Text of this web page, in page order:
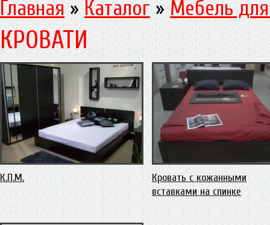
Главная » Каталог » Мебель
КРОВАТИ
К.П.М.
Кровать с кожанными
вставками на спинке